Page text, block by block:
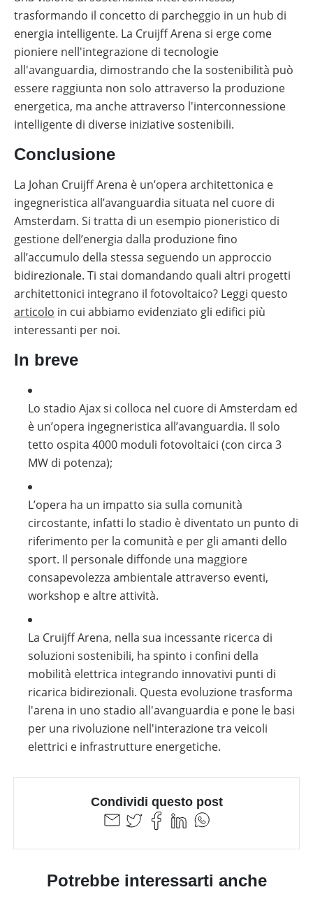
trasformando il concetto di parcheggio in un hub di
energia intelligente. La Cruijff Arena si erge come
pioniere nell'integrazione di tecnologie
all'avanguardia, dimostrando che la sostenibilità può
essere raggiunta non solo attraverso la produzione
energetica, ma anche attraverso l'interconnessione
intelligente di diverse iniziative sostenibili.
Conclusione
La Johan Cruijff Arena è un’opera architettonica e
ingegneristica all’avanguardia situata nel cuore di
Amsterdam. Si tratta di un esempio pioneristico di
gestione dell’energia dalla produzione fino
all’accumulo della stessa seguendo un approccio
bidirezionale. Ti stai domandando quali altri progetti
architettonici integrano il fotovoltaico? Leggi questo
articolo in cui abbiamo evidenziato gli edifici più
interessanti per noi.
In breve
Lo stadio Ajax si colloca nel cuore di Amsterdam ed
è un’opera ingegneristica all’avanguardia. Il solo
tetto ospita 4000 moduli fotovoltaici (con circa 3
MW di potenza);
L’opera ha un impatto sia sulla comunità
circostante, infatti lo stadio è diventato un punto di
riferimento per la comunità e per gli amanti dello
sport. Il personale diffonde una maggiore
consapevolezza ambientale attraverso eventi,
workshop e altre attività.
La Cruijff Arena, nella sua incessante ricerca di
soluzioni sostenibili, ha spinto i confini della
mobilità elettrica integrando innovativi punti di
ricarica bidirezionali. Questa evoluzione trasforma
l'arena in uno stadio all'avanguardia e pone le basi
per una rivoluzione nell'interazione tra veicoli
elettrici e infrastrutture energetiche.
Condividi questo post
Potrebbe interessarti anche